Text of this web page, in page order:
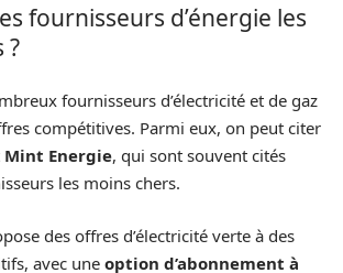
fournisseurs d’énergie les
?
fournisseurs d’électricité et de gaz
compétitives. Parmi eux, on peut citer
Mint Energie, qui sont souvent cités
les moins chers.
des offres d’électricité verte à des
avec une option d’abonnement à